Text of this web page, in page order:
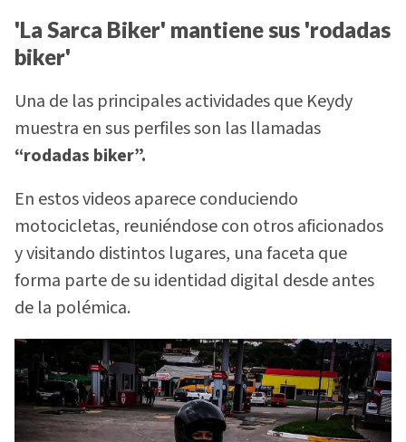
'La Sarca Biker' mantiene sus 'rodadas
biker'
Una de las principales actividades que Keydy
muestra en sus perfiles son las llamadas
“rodadas biker”.
En estos videos aparece conduciendo
motocicletas, reuniéndose con otros aficionados
y visitando distintos lugares, una faceta que
forma parte de su identidad digital desde antes
de la polémica.